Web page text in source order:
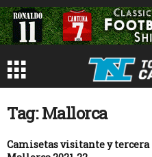
Tag: Mallorca
Camisetas visitante y tercera